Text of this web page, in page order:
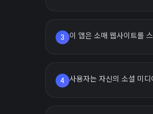
3 이 앱은 소매 웹사이트를
4 사용자는 자신의 소셜 미